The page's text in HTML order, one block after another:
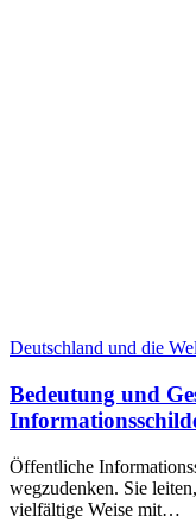
Deutschland und die
Bedeutung und
Öffentliche
wegzudenken. Sie
vielfältige Weise mit…